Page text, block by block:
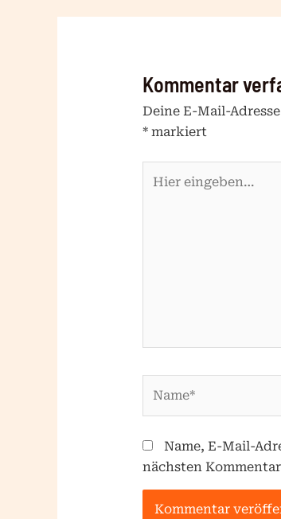
Kommentar
Deine E-Mail-
*markiert
eingeben…
Name, E-Mail-
nächsten